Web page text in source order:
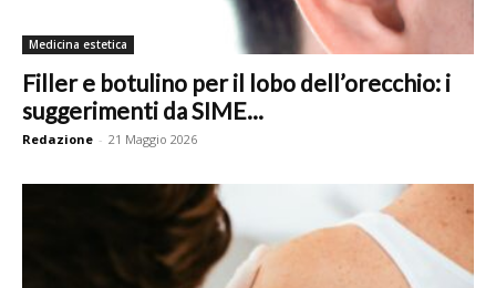
Medicina estetica
Filler e botulino per il lobo dell’orecchio: i
suggerimenti da SIME...
Redazione - 21 Maggio 2026